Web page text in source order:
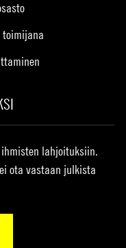
toimijana
lahjoituksiin.
ota vastaan julkista